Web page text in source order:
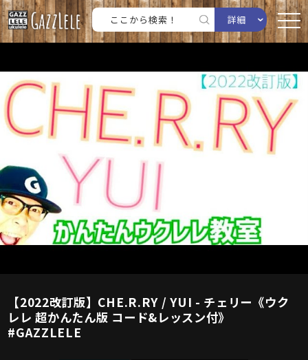
詳細
【2022改訂版】CHE.R.RY / YUI - チェリー《ウク
レレ 超かんたん版 コード&レッスン付》
#GAZZLELE